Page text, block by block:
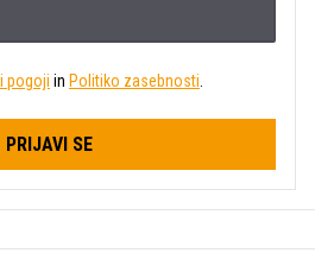
pogoji in Politiko zasebnosti
PRIJAVI SE